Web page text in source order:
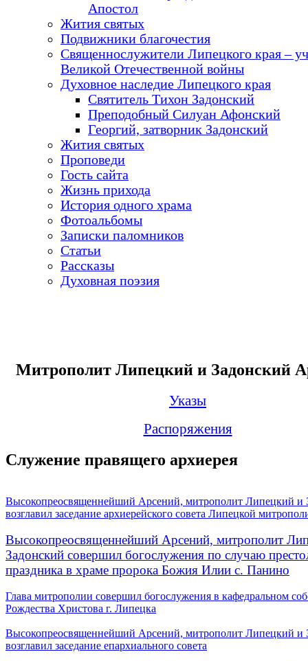
Апостол
Жития святых
Подвижники благочестия
Священнослужители Липецкого края –
Великой Отечественной войны
Духовное наследие Липецкого края
Святитель Тихон Задонский
Преподобный Силуан Афонский
Георгий, затворник Задонский
Жития святых
Проповеди
Гость сайта
Жизнь прихода
История одного храма
Фотоальбомы
Записки паломников
Статьи
Рассказы
Духовная поэзия
Митрополит Липецкий и Задонский
Указы
Распоряжения
Служение правящего архиерея
Высокопреосвященнейший Арсений, митрополит Липецкий и
возглавил заседание архиерейского совета Липецкой
Высокопреосвященнейший Арсений, митрополит
Задонский совершил богослужения по случаю
праздника в храме пророка Божия Илии с. Панино
Глава митрополии совершил богослужения в кафедральном
Рождества Христова г. Липецка
Высокопреосвященнейший Арсений, митрополит Липецкий и
возглавил заседание епархиального совета